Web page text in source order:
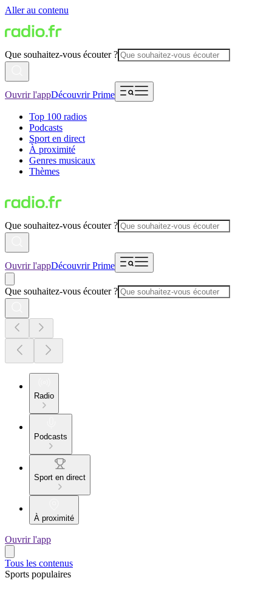
Aller au contenu
Que souhaitez-vous écouter ?
Ouvrir l'appDécouvrir Prime
Top 100 radios
Podcasts
Sport en direct
À proximité
Genres musicaux
Thèmes
Que souhaitez-vous écouter ?
Ouvrir l'appDécouvrir Prime
Que souhaitez-vous écouter ?
Radio
Podcasts
Sport en direct
À proximité
Ouvrir l'app
Tous les contenus
Sports populaires